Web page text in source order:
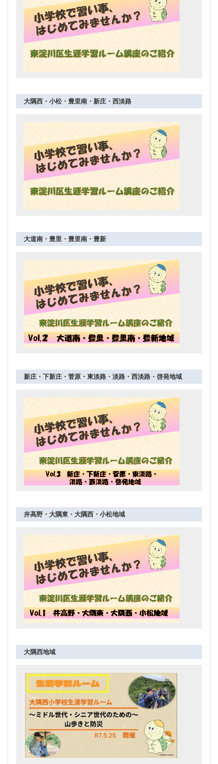
大隅西・小松・豊里南・新庄・西淡路
大道南・豊里・豊里南・豊新
新庄・下新庄・菅原・東淡路・淡路・西淡路・啓発地域
井高野・大隅東・大隅西・小松地域
大隅西地域